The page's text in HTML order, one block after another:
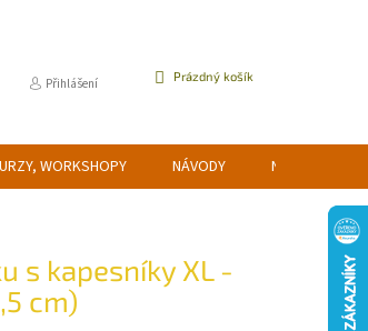
Přihlášení
NÁKUPNÍ
Prázdný košík
WORKSHOPY NÁVODY NAPIŠTE NÁM
s kapesníky XL -
cm)